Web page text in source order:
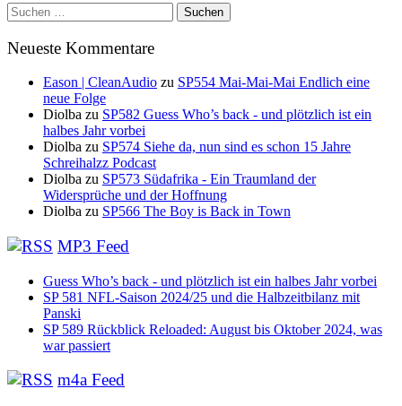
Suchen
nach:
Neueste Kommentare
Eason | CleanAudio zu SP554 Mai-Mai-Mai Endlich eine
neue Folge
Diolba zu SP582 Guess Who’s back - und plötzlich ist ein
halbes Jahr vorbei
Diolba zu SP574 Siehe da, nun sind es schon 15 Jahre
Schreihalzz Podcast
Diolba zu SP573 Südafrika - Ein Traumland der
Widersprüche und der Hoffnung
Diolba zu SP566 The Boy is Back in Town
MP3 Feed
Guess Who’s back - und plötzlich ist ein halbes Jahr vorbei
SP 581 NFL-Saison 2024/25 und die Halbzeitbilanz mit
Panski
SP 589 Rückblick Reloaded: August bis Oktober 2024, was
war passiert
m4a Feed